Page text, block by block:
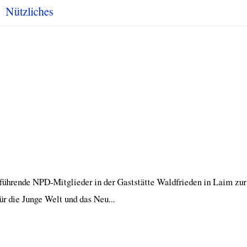
Nützliches
NPD-Mitglieder in der Gaststätte Waldfrieden in Laim zur
die Junge Welt und das Neu...